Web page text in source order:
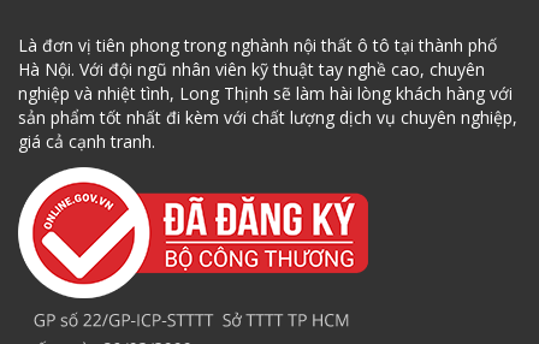
Là đơn vị tiên phong trong nghành nội thất ô tô tại thành phố
Hà Nội. Với đội ngũ nhân viên kỹ thuật tay nghề cao, chuyên
nghiệp và nhiệt tình, Long Thịnh sẽ làm hài lòng khách hàng với
sản phẩm tốt nhất đi kèm với chất lượng dịch vụ chuyên nghiệp,
giá cả cạnh tranh.